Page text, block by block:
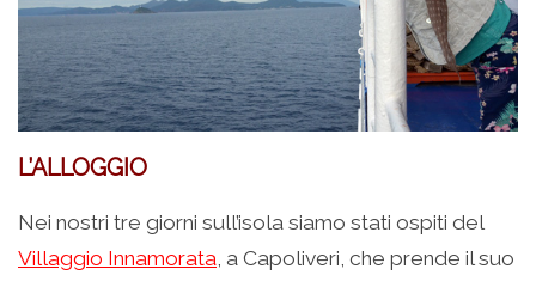
L’ALLOGGIO
Nei nostri tre giorni sull’isola siamo stati ospiti del
Villaggio Innamorata, a Capoliveri, che prende il suo